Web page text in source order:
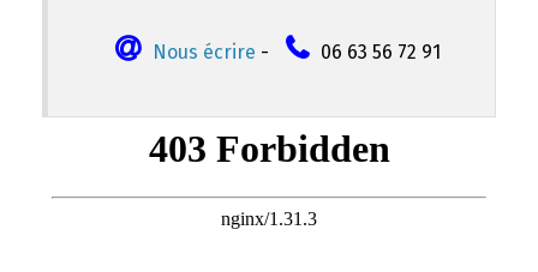
Nous écrire - 06 63 56 72 91